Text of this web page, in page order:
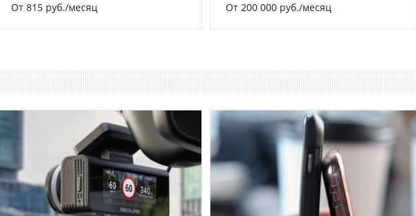
От 815 руб./месяц От 200 000 руб./месяц